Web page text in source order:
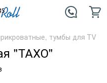
тумбы для TV
"ТАХО"